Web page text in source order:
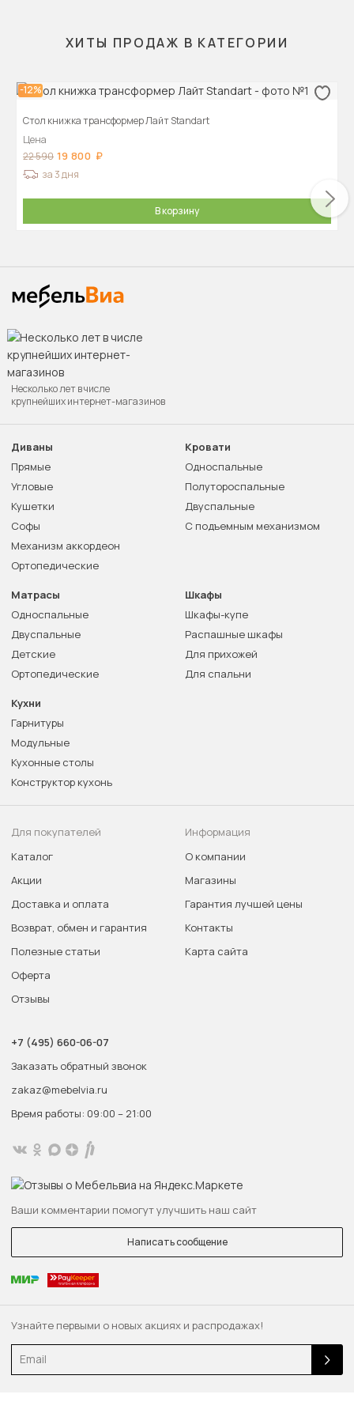
ХИТЫ ПРОДАЖ В КАТЕГОРИИ
-12%
Стол книжка трансформер Лайт Standart
Цена
22 590 19 800
за 3 дня
В корзину
Узнайте первыми о новых акциях и распродажах!
Несколько лет в числе
крупнейших интернет-магазинов
Диваны
Прямые
Угловые
Кушетки
Софы
Механизм аккордеон
Ортопедические
Кровати
Односпальные
Полутороспальные
Двуспальные
С подъемным механизмом
Матрасы
Односпальные
Двуспальные
Детские
Ортопедические
Шкафы
Шкафы-купе
Распашные шкафы
Для прихожей
Для спальни
Кухни
Гарнитуры
Модульные
Кухонные столы
Конструктор кухонь
Для покупателей
Каталог
Акции
Доставка и оплата
Возврат, обмен и гарантия
Полезные статьи
Оферта
Отзывы
Информация
О компании
Магазины
Гарантия лучшей цены
Контакты
Карта сайта
+7 (495) 660-06-07
Заказать обратный звонок
zakaz@mebelvia.ru
Время работы: 09:00 – 21:00
Ваши комментарии помогут улучшить наш сайт
Написать сообщение